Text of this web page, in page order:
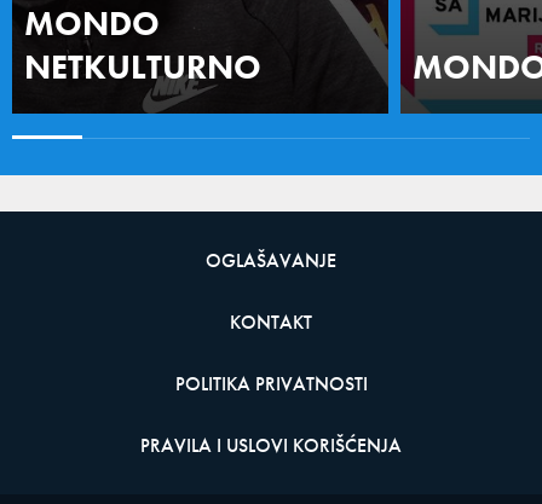
MONDO
NETKULTURNO
OGLAŠAVANJE
KONTAKT
POLITIKA PRIVATNOSTI
PRAVILA I USLOVI KORIŠĆENJA